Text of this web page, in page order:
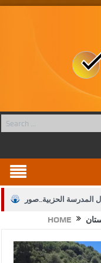
المدرسة الحزبية..صور
في الحقوق والقانون
على المقدسات
HOME